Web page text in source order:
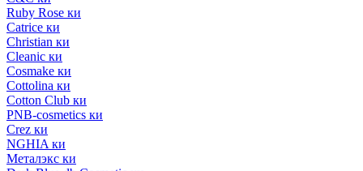
Ruby Rose ки
Catrice ки
Christian ки
Cleanic ки
Cosmake ки
Cottolina ки
Cotton Club ки
PNB-cosmetics ки
Crez ки
NGHIA ки
Металэкс ки